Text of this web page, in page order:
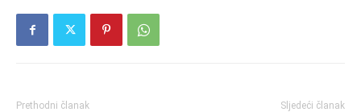
Prethodni članak Sljedeći članak